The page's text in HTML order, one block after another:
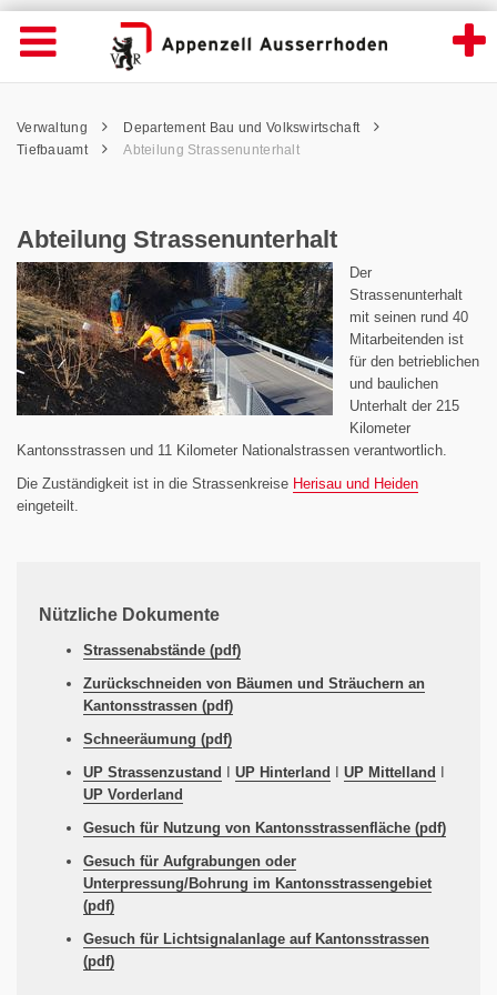
Abteilung Strassenunterhalt - Appenzell
Wichtige
Seiten
Home
Inhalt
Kontakt
Navigation öffnen
Inhalt
Pfadnavigation
Verwaltung
Departement Bau und Volkswirtschaft
Tiefbauamt
Abteilung Strassenunterhalt
Abteilung Strassenunterhalt
Der
Strassenunterhalt
mit seinen rund 40
Mitarbeitenden ist
für den betrieblichen
und baulichen
Unterhalt der 215
Kilometer
Kantonsstrassen und 11 Kilometer Nationalstrassen verantwortlich.
Die Zuständigkeit ist in die Strassenkreise Herisau und Heiden
eingeteilt.
Nützliche Dokumente
Strassenabstände (pdf)
Zurückschneiden von Bäumen und Sträuchern an
Kantonsstrassen (pdf)
Schneeräumung (pdf)
UP Strassenzustand
UP Hinterland UP Mittelland
UP Vorderland
Gesuch für Nutzung von Kantonsstrassenfläche (pdf)
Gesuch für Aufgrabungen oder
Unterpressung/Bohrung im Kantonsstrassengebiet
(pdf)
Gesuch für Lichtsignalanlage auf Kantonsstrassen
(pdf)